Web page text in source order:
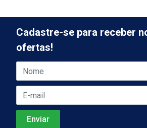
Cadastre-se para receber
ofertas!